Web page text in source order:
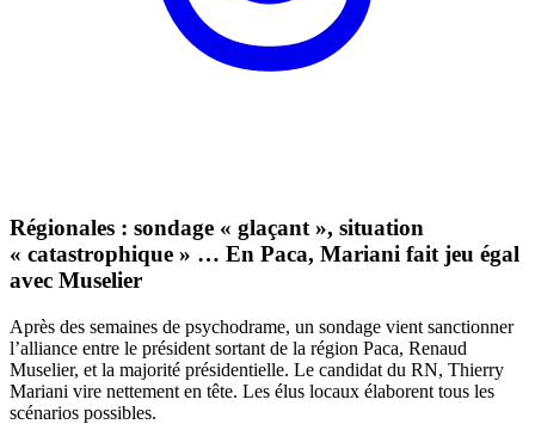
Régionales : sondage « glaçant », situation
« catastrophique » … En Paca, Mariani fait jeu égal
avec Muselier
Après des semaines de psychodrame, un sondage vient sanctionner
l’alliance entre le président sortant de la région Paca, Renaud
Muselier, et la majorité présidentielle. Le candidat du RN, Thierry
Mariani vire nettement en tête. Les élus locaux élaborent tous les
scénarios possibles.